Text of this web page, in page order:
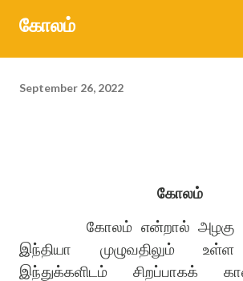
வெளியிட்டு வருகிறார். படைப்பிலக்கியத்திற்காகப்
கோலம்
September 26, 2022
கோலம்
கோலம் என்றால் அழகு
இந்தியா முழுவதிலும்
இந்துக்களிடம் சிறப்பாகக்